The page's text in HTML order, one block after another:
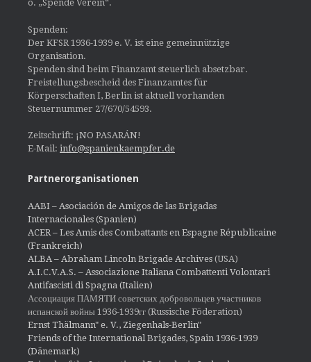
o. „Spende Verein“.
Spenden:
Der KFSR 1936-1939 e. V. ist eine gemeinnützige
Organisation.
Spenden sind beim Finanzamt steuerlich absetzbar.
Freistellungsbescheid des Finanzamtes für
Körperschaften I, Berlin ist aktuell vorhanden
Steuernummer 27/670/54593.
Zeitschrift: ¡NO PASARÁN!
E-Mail: info@spanienkaempfer.de
Partnerorganisationen
AABI – Asociación de Amigos de las Brigadas
Internacionales (Spanien)
ACER – Les Amis des Combattants en Espagne Républicaine
(Frankreich)
ALBA – Abraham Lincoln Brigade Archives (USA)
A.I.C.V.A.S. – Associazione Italiana Combattenti Volontari
Antifascisti di Spagna (Italien)
Ассоциация ПАМЯТИ советских добровольцев участников
испанской войны 1936-1939гг (Russische Föderation)
Ernst Thälmann" e. V., Ziegenhals-Berlin"
Friends of the International Brigades, Spain 1936-1939
(Dänemark)